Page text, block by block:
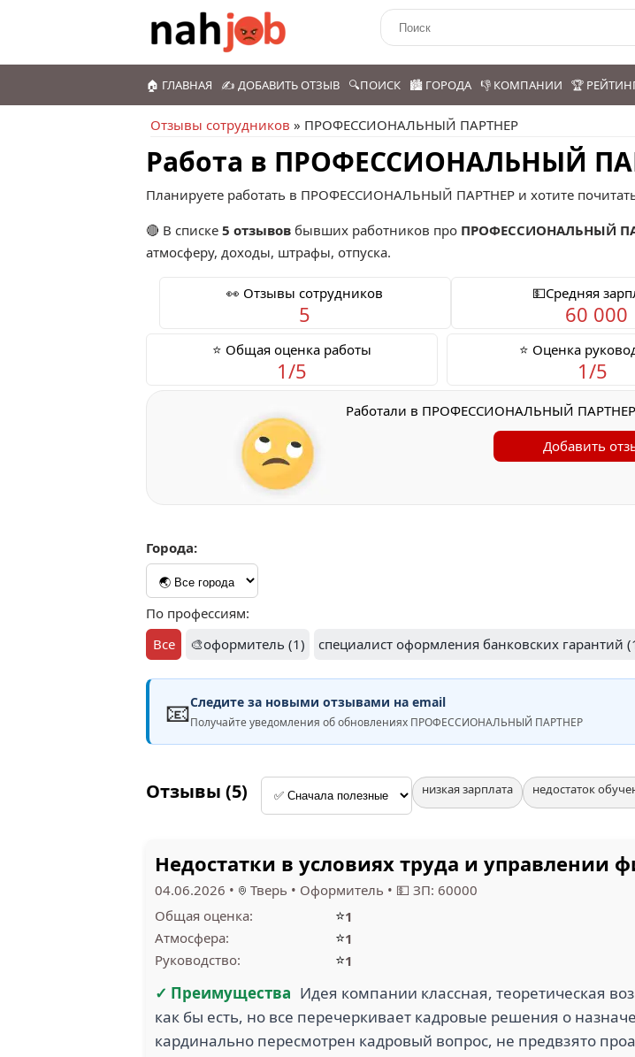
🏠 ГЛАВНАЯ ✍️ ДОБАВИТЬ ОТЗЫВ 🔍ПОИСК 🏙️ ГОРОДА 👎 КОМПАНИИ 🏆
Отзывы сотрудников » ПРОФЕССИОНАЛЬНЫЙ ПАРТНЕР
Работа в ПРОФЕССИОНАЛЬНЫЙ
Планируете работать в ПРОФЕССИОНАЛЬНЫЙ ПАРТНЕР и хотите
🔴 В списке 5 отзывов бывших работников про ПРОФЕССИОНАЛЬНЫЙ
атмосферу, доходы, штрафы, отпуска.
👀 Отзывы сотрудников
5
💵Средняя
60 000
⭐ Общая оценка работы
1/5
⭐ Оценка
1/5
Работали в ПРОФЕССИОНАЛЬНЫЙ ПАРТНЕР?
Добавить
Города:
По профессиям:
Все
🎨оформитель (1) специалист оформления банковских гарантий
📧Следите за новыми отзывами на email
Получайте уведомления об обновлениях ПРОФЕССИОНАЛЬНЫЙ ПАРТНЕР
Отзывы (5) низкая зарплата недостаток
Недостатки в условиях труда и управлении
04.06.2026 • Тверь • Оформитель • 💵 ЗП: 60000
Общая оценка:
⭐1
Атмосфера:
⭐1
Руководство:
⭐1
✓ Преимущества Идея компании классная, теоретическая
как бы есть, но все перечеркивает кадровые решения о
кардинально пересмотрен кадровый вопрос, не предвзято